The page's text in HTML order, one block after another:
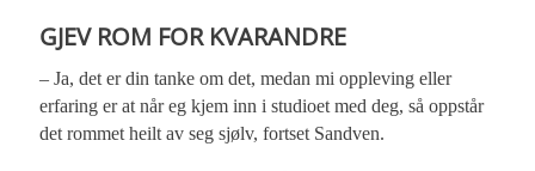
GJEV ROM FOR KVARANDRE
– Ja, det er din tanke om det, medan mi oppleving eller
erfaring er at når eg kjem inn i studioet med deg, så oppstår
det rommet heilt av seg sjølv, fortset Sandven.